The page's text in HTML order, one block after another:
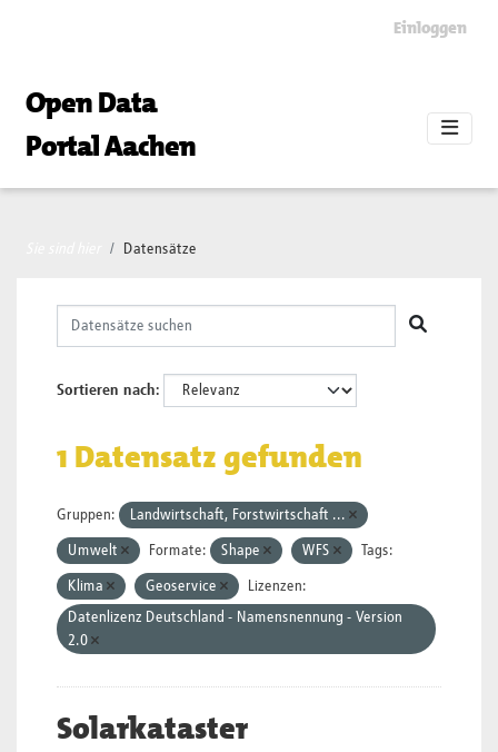
Einloggen
Open Data
Portal Aachen
Datensätze
Sortieren nach
1 Datensatz gefunden
Gruppen: Landwirtschaft, Forstwirtschaft ...
Umwelt Formate: Shape WFS Tags:
Klima Geoservice
Lizenzen:
Datenlizenz Deutschland - Namensnennung - Version
2.0
Solarkataster